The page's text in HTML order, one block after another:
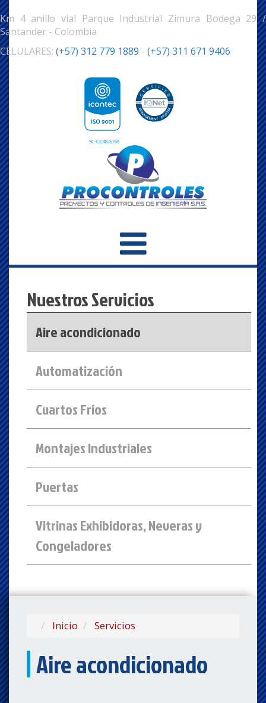
Km 4 anillo vial Parque Industrial Zimura Bodega 29 /
Santander - Colombia
CELULARES: (+57) 312 779 1889 - (+57) 311 671 9406
Nuestros Servicios
Aire acondicionado
Automatización
Cuartos Fríos
Montajes Industriales
Puertas
Vitrinas Exhibidoras, Neveras y
Congeladores
Inicio Servicios
Aire acondicionado